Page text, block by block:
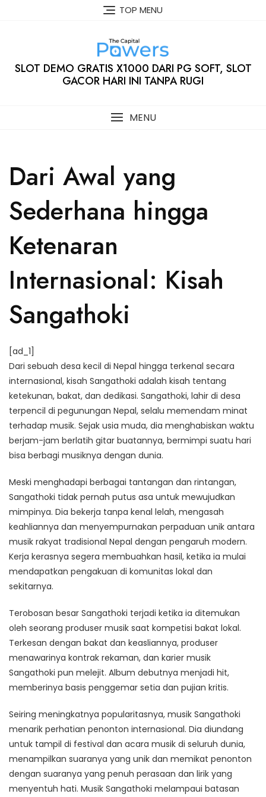
TOP MENU
SLOT DEMO GRATIS X1000 DARI PG SOFT, SLOT
GACOR HARI INI TANPA RUGI
MENU
Dari Awal yang
Sederhana hingga
Ketenaran
Internasional: Kisah
Sangathoki
[ad_1]
Dari sebuah desa kecil di Nepal hingga terkenal secara
internasional, kisah Sangathoki adalah kisah tentang
ketekunan, bakat, dan dedikasi. Sangathoki, lahir di desa
terpencil di pegunungan Nepal, selalu memendam minat
terhadap musik. Sejak usia muda, dia menghabiskan waktu
berjam-jam berlatih gitar buatannya, bermimpi suatu hari
bisa berbagi musiknya dengan dunia.
Meski menghadapi berbagai tantangan dan rintangan,
Sangathoki tidak pernah putus asa untuk mewujudkan
mimpinya. Dia bekerja tanpa kenal lelah, mengasah
keahliannya dan menyempurnakan perpaduan unik antara
musik rakyat tradisional Nepal dengan pengaruh modern.
Kerja kerasnya segera membuahkan hasil, ketika ia mulai
mendapatkan pengakuan di komunitas lokal dan
sekitarnya.
Terobosan besar Sangathoki terjadi ketika ia ditemukan
oleh seorang produser musik saat kompetisi bakat lokal.
Terkesan dengan bakat dan keasliannya, produser
menawarinya kontrak rekaman, dan karier musik
Sangathoki pun melejit. Album debutnya menjadi hit,
memberinya basis penggemar setia dan pujian kritis.
Seiring meningkatnya popularitasnya, musik Sangathoki
menarik perhatian penonton internasional. Dia diundang
untuk tampil di festival dan acara musik di seluruh dunia,
menampilkan suaranya yang unik dan memikat penonton
dengan suaranya yang penuh perasaan dan lirik yang
menyentuh hati. Musik Sangathoki melampaui batasan